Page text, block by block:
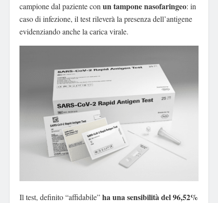
campione dal paziente con un tampone nasofaringeo: in
caso di infezione, il test rileverà la presenza dell’antigene
evidenziando anche la carica virale.
Il test, definito “affidabile”ha una sensibilità del 96,52%